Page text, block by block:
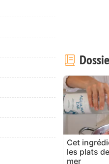
Cet
les plats
mer